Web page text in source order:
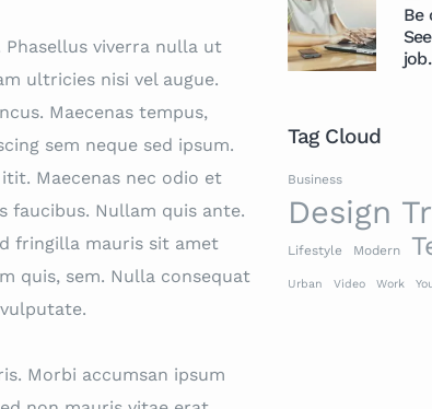
viverra nulla ut
ultricies nisi vel augue.
Maecenas tempus,
sem neque sed ipsum.
Maecenas nec odio et
faucibus. Nullam quis ante.
fringilla mauris sit amet
quis, sem. Nulla consequat
Morbi accumsan ipsum
Be
job.
Tag Cloud
Business
Design
Lifestyle Modern
Urban Video Work